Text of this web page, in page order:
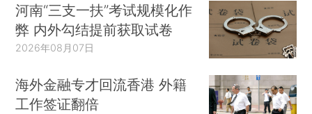
河南“三支一扶”考试规模化作
弊 内外勾结提前获取试卷
2026年08月07日
海外金融专才回流香港 外籍
工作签证翻倍